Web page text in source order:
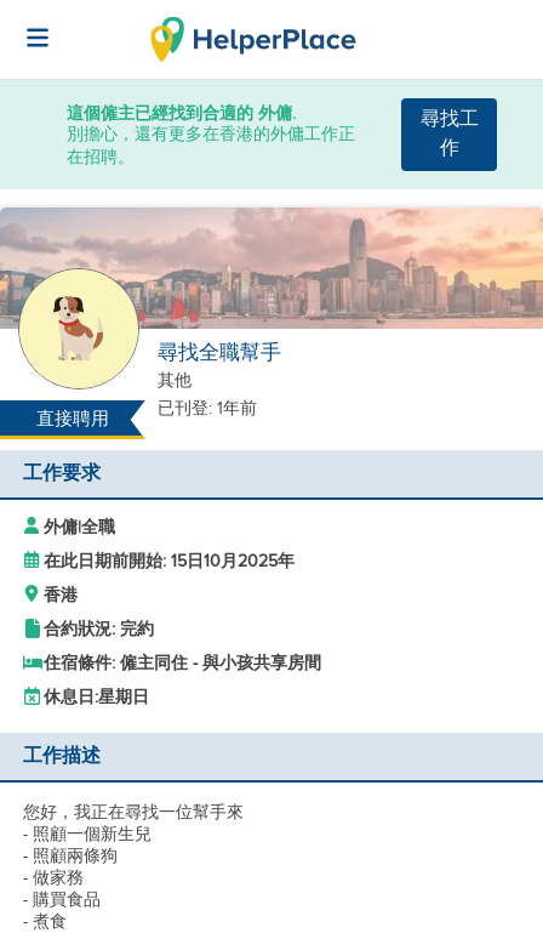
這個僱主已經找到合適的 外傭.
別擔心，還有更多在香港的外傭工作正
在招聘。
尋找工
作
直接聘用
尋找全職幫手
其他
已刊登: 1年前
工作要求
外傭|全職
在此日期前開始: 15日10月2025年
香港
合約狀況: 完約
住宿條件: 僱主同住 - 與小孩共享房間
休息日:星期日
工作描述
您好，我正在尋找一位幫手來
- 照顧一個新生兒
- 照顧兩條狗
- 做家務
- 購買食品
- 煮食